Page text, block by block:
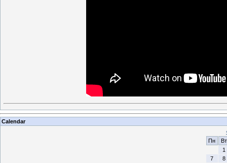
Calendar
Пн
Вт
1
7
8